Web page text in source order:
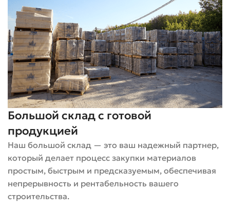
Силикатный
ненесущие
стены
Точная
геометрия,
дешевле,
экологично
Шамотный
(огнеупорный)
Камины,
печи
Выдерживает
высокие
температуры
Размеры и как это влияет на
покупку поштучно
В России действуют стандартизированные размерные
варианты. Самые часто встречающиеся — одинарный,
полуторный и двойной. Важно знать размеры, чтобы
Большой склад с готовой
продукцией
Наш большой склад — это ваш надежный партнер,
который делает процесс закупки материалов
простым, быстрым и предсказуемым, обеспечивая
непрерывность и рентабельность вашего
строительства.